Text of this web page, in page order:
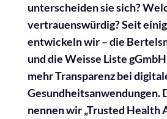
unterscheiden sie sich?
vertrauenswürdig? Seit
entwickeln wir – die
und die Weisse Liste
mehr Transparenz bei
Gesundheitsanwendungen.
nennen wir „Trusted Health